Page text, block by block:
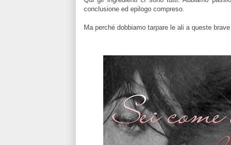
conclusione ed epilogo compreso.
Ma perché dobbiamo tarpare le ali a queste